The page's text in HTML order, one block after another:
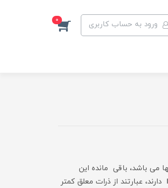
ورود به حساب کاربری 0
شود که در شهر تهران تا 70 درصد این آلودگی سهم آنها می باشد، باقی مانده این
دارند، عبارتند از ذرات معلق کمتر